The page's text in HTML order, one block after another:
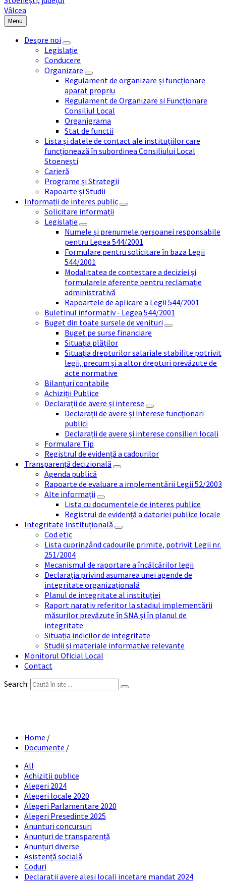
Menu
Despre noi
Legislație
Conducere
Organizare
Regulament de organizare și funcționare
aparat propriu
Regulament de Organizare și Funcționare
Consiliul Local
Organigrama
Stat de functii
Lista și datele de contact ale instituțiilor care
funcționează în subordinea Consiliului Local
Stoenești
Carieră
Programe și Strategii
Rapoarte și Studii
Informații de interes public
Solicitare informații
Legislație
Numele și prenumele persoanei responsabile
pentru Legea 544/2001
Formulare pentru solicitare în baza Legii
544/2001
Modalitatea de contestare a deciziei și
formularele aferente pentru reclamație
administrativă
Rapoartele de aplicare a Legii 544/2001
Buletinul informativ - Legea 544/2001
Buget din toate sursele de venituri
Buget pe surse financiare
Situația plăților
Situația drepturilor salariale stabilite potrivit
legii, precum și a altor drepturi prevăzute de
acte normative
Bilanțuri contabile
Achiziții Publice
Declarații de avere și interese
Declarații de avere și interese funcționari
publici
Declarații de avere și interese consilieri locali
Formulare Tip
Registrul de evidență a cadourilor
Transparență decizională
Agenda publică
Rapoarte de evaluare a implementării Legii 52/2003
Alte informații
Lista cu documentele de interes publice
Registrul de evidență a datoriei publice locale
Integritate Instituțională
Cod etic
Lista cuprinzând cadourile primite, potrivit Legii nr.
251/2004
Mecanismul de raportare a încălcărilor legii
Declarația privind asumarea unei agende de
integritate organizațională
Planul de integritate al instituției
Raport narativ referitor la stadiul implementării
măsurilor prevăzute în SNA și în planul de
integritate
Situația indicilor de integritate
Studii și materiale informative relevante
Monitorul Oficial Local
Contact
Search:
Home /
Documente /
All
Achizitii publice
Alegeri 2024
Alegeri locale 2020
Alegeri Parlamentare 2020
Alegeri Presedinte 2025
Anunturi concursuri
Anunțuri de transparență
Anunțuri diverse
Asistență socială
Coduri
Declaratii avere alesi locali incetare mandat 2024